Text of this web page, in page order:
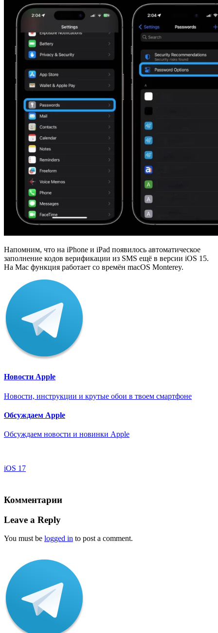
Напомним, что на iPhone и iPad появилось автоматическое
заполнение кодов верификации из SMS ещё в версии iOS 15.
На Mac функция работает со времён macOS Monterey.
Новости Apple
Новости, инструкции и крутые обои в твоем смартфоне
Обсуждаем Apple
Обсуждаем новости и новинки Apple
iOS 17
Комментарии
Leave a Reply
You must be logged in to post a comment.